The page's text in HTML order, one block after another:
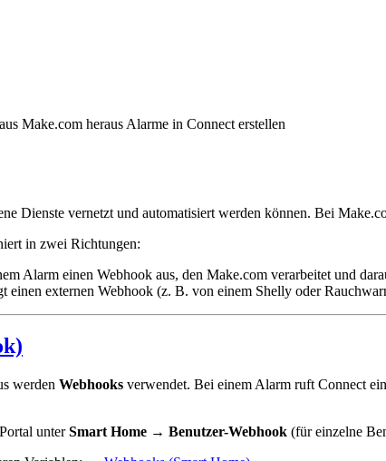
Make.com heraus Alarme in Connect erstellen
Dienste vernetzt und automatisiert werden können. Bei
in zwei Richtungen:
Alarm einen Webhook aus, den Make.com verarbeitet und
einen externen Webhook (z. B. von einem Shelly oder
werden Webhooks verwendet. Bei einem Alarm ruft Connect
unterSmart Home → Benutzer-Webhook (für einzelne